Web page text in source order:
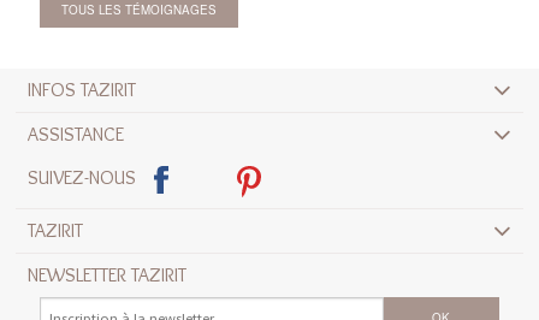
TOUS LES TÉMOIGNAGES
INFOS TAZIRIT
ASSISTANCE
SUIVEZ-NOUS
TAZIRIT
NEWSLETTER TAZIRIT